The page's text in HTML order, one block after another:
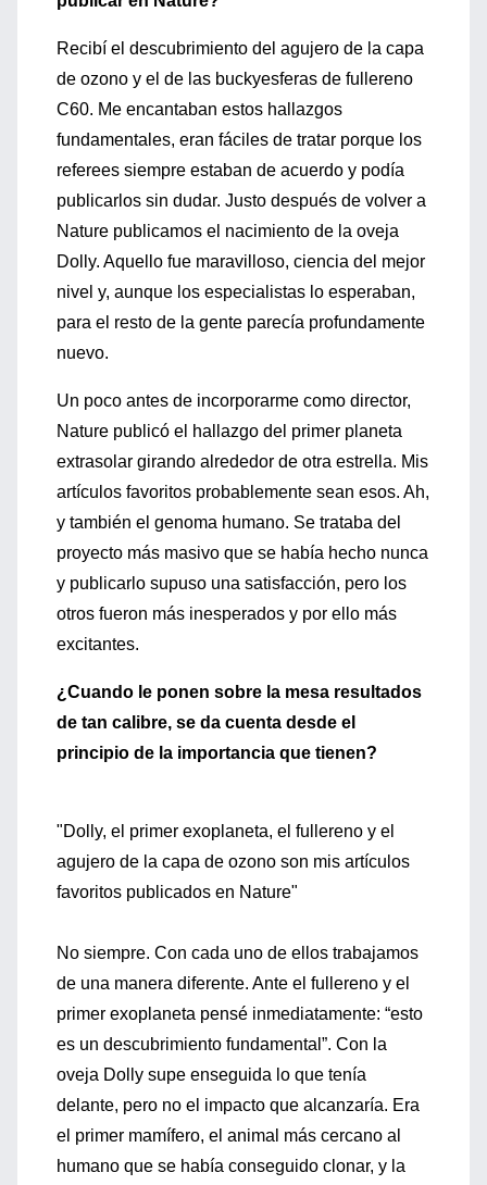
Recibí el descubrimiento del agujero de la capa
de ozono y el de las buckyesferas de fullereno
C60. Me encantaban estos hallazgos
fundamentales, eran fáciles de tratar porque los
referees siempre estaban de acuerdo y podía
publicarlos sin dudar. Justo después de volver a
Nature publicamos el nacimiento de la oveja
Dolly. Aquello fue maravilloso, ciencia del mejor
nivel y, aunque los especialistas lo esperaban,
para el resto de la gente parecía profundamente
nuevo.
Un poco antes de incorporarme como director,
Nature publicó el hallazgo del primer planeta
extrasolar girando alrededor de otra estrella. Mis
artículos favoritos probablemente sean esos. Ah,
y también el genoma humano. Se trataba del
proyecto más masivo que se había hecho nunca
y publicarlo supuso una satisfacción, pero los
otros fueron más inesperados y por ello más
excitantes.
¿Cuando le ponen sobre la mesa resultados
de tan calibre, se da cuenta desde el
principio de la importancia que tienen?
"Dolly, el primer exoplaneta, el fullereno y el
agujero de la capa de ozono son mis artículos
favoritos publicados en Nature"
No siempre. Con cada uno de ellos trabajamos
de una manera diferente. Ante el fullereno y el
primer exoplaneta pensé inmediatamente: “esto
es un descubrimiento fundamental”. Con la
oveja Dolly supe enseguida lo que tenía
delante, pero no el impacto que alcanzaría. Era
el primer mamífero, el animal más cercano al
humano que se había conseguido clonar, y la